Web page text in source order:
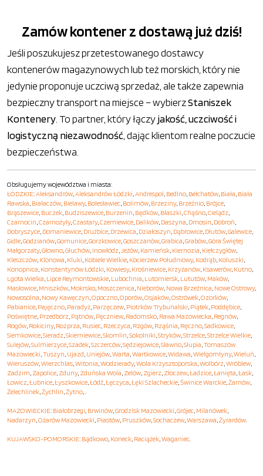
Zamów kontener z dostawą już dziś!
Jeśli poszukujesz przetestowanego dostawcy
kontenerów magazynowych lub też morskich, który nie
jedynie proponuje uczciwą sprzedaż, ale także zapewnia
bezpieczny transport na miejsce – wybierzStaniszek
Kontenery. To partner, który łączyjakość, uczciwość i
logistyczną niezawodność, dając klientom realne poczucie
bezpieczeństwa.
Obsługujemy województwa i miasta:
ŁÓDZKIE:Aleksandrów,Aleksandrów Łódzki,Andrespol, Bedlno, Bełchatów, Biała, Biała
Rawska, Białaczów, Bielawy, Bolesławiec, Bolimów, Brzeziny, Brzeźnio, Brójce,
Brąszewice, Buczek, Budziszewice, Burzenin, Będków, Błaszki,Chąśno,Cielądz,
Czarnocin,Czarnożyły,Czastary,Czerniewice, Dalików, Daszyna, Dmosin, Dobroń,
Dobryszyce, Domaniewice, Drużbice, Drzewica, Działoszyn, Dąbrowice, Dłutów,Galewice,
Gidle,Godzianów,Gomunice,Gorzkowice,Goszczanów,Grabica,Grabów,Góra Świętej
Małgorzaty,Głowno,Głuchów, Inowłódz,Jeżów, Kamieńsk, Kiernozia, Kiełczygłów,
Kleszczów, Klonowa, Kluki, Kobiele Wielkie, Kocierzew Południowy, Kodrąb, Koluszki,
Konopnica, Konstantynów Łódzki, Kowiesy, Krośniewice, Krzyżanów, Ksawerów, Kutno,
Lgota Wielka, Lipce Reymontowskie, Lubochnia, Lutomiersk, Lututów, Maków,
Masłowice, Mniszków, Mokrsko, Moszczenica, Nieborów, Nowa Brzeźnica, Nowe Ostrowy,
Nowosolna, Nowy Kawęczyn,Opoczno,Oporów,Osjaków,Ostrówek,Ozorków,
Pabianice, Pajęczno, Paradyż, Parzęczew, Piotrków Trybunalski, Piątek, Poddębice,
Poświętne, Przedbórz, Pątnów, Pęczniew, Radomsko, Rawa Mazowiecka, Regnów,
Rogów, Rokiciny, Rozprza, Rusiec, Rzeczyca, Rzgów, Rząśnia, Ręczno,Sadkowice,
Siemkowice,Sieradz,Skierniewice,Skomlin,Sokolniki,Stryków,Strzelce,Strzelce Wielkie,
Sulejów,Sulmierzyce,Szadek,Szczerców,Sędziejowice,Sławno,Słupia,Tomaszów
Mazowiecki,Tuszyn, Ujazd, Uniejów,Warta,Wartkowice,Widawa,Wielgomłyny,Wieluń,
Wieruszów,Wierzchlas,Witonia,Wodzierady,Wola Krzysztoporska,Wolbórz,Wróblew,
Zadzim, Zapolice, Zduny, Zduńska Wola, Zelów, Zgierz, Złoczew,Ładzice,Łanięta,Łask,
Łowicz,Łubnice,Łyszkowice,Łódź,Łęczyca,Łęki Szlacheckie,Świnice Warckie,Żarnów,
Żelechlinek,Żychlin,Żytno, .
MAZOWIECKIE: Białobrzegi, Brwinów,Grodzisk Mazowiecki,Grójec, Milanówek,
Nadarzyn,Ożarów Mazowiecki, Piastów, Pruszków,Sochaczew,Warszawa,Żyrardów.
KUJAWSKO-POMORSKIE: Bądkowo, Koneck, Raciążek,Waganiec.